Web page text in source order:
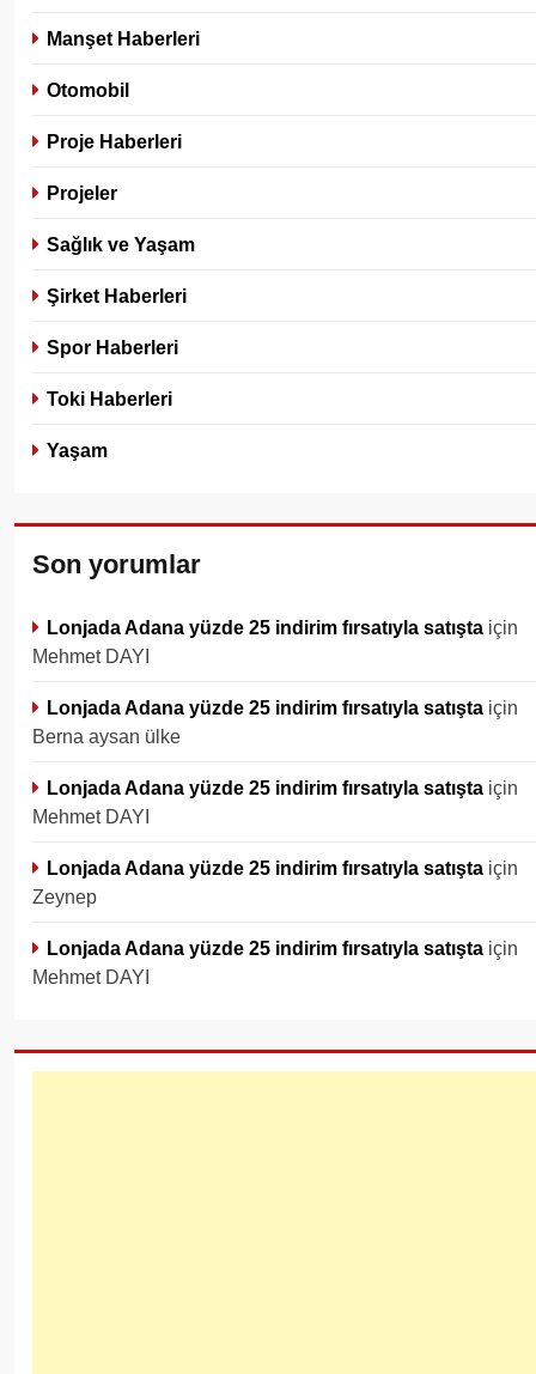
Manşet Haberleri
Otomobil
Proje Haberleri
Projeler
Sağlık ve Yaşam
Şirket Haberleri
Spor Haberleri
Toki Haberleri
Yaşam
Son yorumlar
Lonjada Adana yüzde 25 indirim fırsatıyla satışta için
Mehmet DAYI
Lonjada Adana yüzde 25 indirim fırsatıyla satışta için
Berna aysan ülke
Lonjada Adana yüzde 25 indirim fırsatıyla satışta için
Mehmet DAYI
Lonjada Adana yüzde 25 indirim fırsatıyla satışta için
Zeynep
Lonjada Adana yüzde 25 indirim fırsatıyla satışta için
Mehmet DAYI